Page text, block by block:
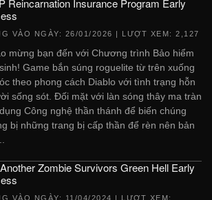
VÀO NGÀY: 26/01/2026 | LƯỢT XEM: 2,127
mừng bạn đến với Chương trình Bảo hiểm
Game bắn súng roguelite từ trên xuống
theo phong cách Diablo với tình trạng hỗn
sống sót. Đối mặt với làn sóng thây ma tràn
Công nghệ thần thánh để biến chúng
bị những trang bị cấp thần để rèn nên bản
Zombie Survivors Green Hell Early
VÀO NGÀY: 11/04/2024 | LƯỢT XEM: